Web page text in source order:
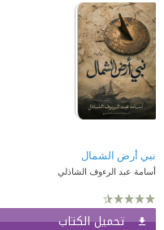
نبي أرض الشمال
أسامة عبد الرءوف الشاذلي
تحميل الكتاب